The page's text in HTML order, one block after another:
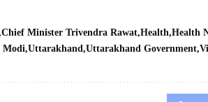
Chief Minister Trivendra Rawat Health Health
Modi Uttarakhand Uttarakhand Government